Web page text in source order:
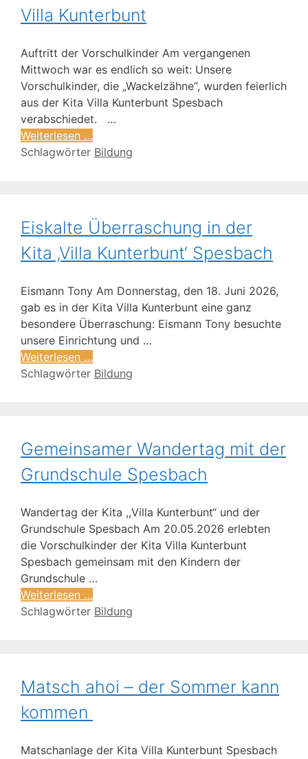
Villa Kunterbunt
Auftritt der Vorschulkinder Am vergangenen
Mittwoch war es endlich so weit: Unsere
Vorschulkinder, die „Wackelzähne“, wurden feierlich
aus der Kita Villa Kunterbunt Spesbach
verabschiedet. …
Weiterlesen …
Schlagwörter Bildung
Eiskalte Überraschung in der
Kita ‚Villa Kunterbunt‘ Spesbach
Eismann Tony Am Donnerstag, den 18. Juni 2026,
gab es in der Kita Villa Kunterbunt eine ganz
besondere Überraschung: Eismann Tony besuchte
unsere Einrichtung und …
Weiterlesen …
Schlagwörter Bildung
Gemeinsamer Wandertag mit der
Grundschule Spesbach
Wandertag der Kita ,,Villa Kunterbunt“ und der
Grundschule Spesbach Am 20.05.2026 erlebten
die Vorschulkinder der Kita Villa Kunterbunt
Spesbach gemeinsam mit den Kindern der
Grundschule …
Weiterlesen …
Schlagwörter Bildung
Matsch ahoi – der Sommer kann
kommen
Matschanlage der Kita Villa Kunterbunt Spesbach